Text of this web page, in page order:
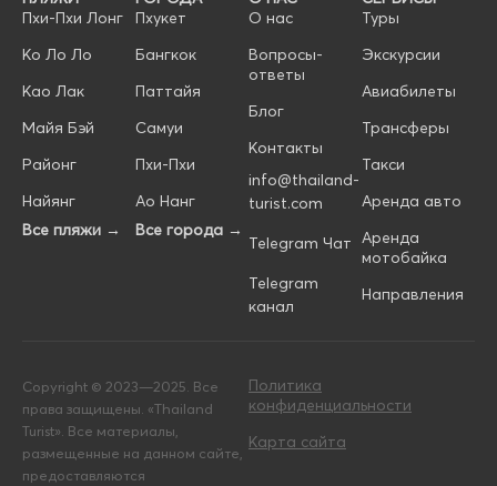
Пхи-Пхи Лонг
Ко Ло Ло
Као Лак
Майя Бэй
Районг
Найянг
Все пляжи →
Пхукет
Бангкок
Паттайя
Самуи
Пхи-Пхи
Ао Нанг
Все города →
О нас
Вопросы-
ответы
Блог
Контакты
info@thailand-
turist.com
Telegram Чат
Telegram
канал
Туры
Экскурсии
Авиабилеты
Трансферы
Такси
Аренда авто
Аренда
мотобайка
Направления
Copyright © 2023—2025. Все
права защищены. «Thailand
Turist». Все материалы,
размещенные на данном сайте,
предоставляются
Политика
конфиденциальности
Карта сайта